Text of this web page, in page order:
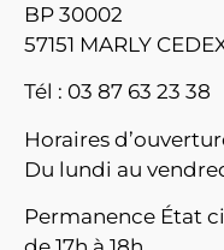
BP 30002
57151 MARLY
Tél : 03 87 63 23 38
Horaires
Du lundi au
Permanence État